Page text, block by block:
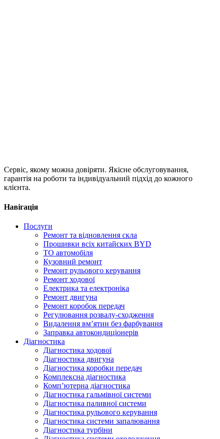
Сервіс, якому можна довіряти. Якісне обслуговування,
гарантія на роботи та індивідуальний підхід до кожного
клієнта.
Навігація
Послуги
Ремонт та відновлення скла
Прошивки всіх китайских BYD
ТО автомобіля
Кузовний ремонт
Ремонт рульового керування
Ремонт ходової
Електрика та електроніка
Ремонт двигуна
Ремонт коробок передач
Регулювання розвалу-сходження
Видалення вм’ятин без фарбування
Заправка автокондиціонерів
Діагностика
Діагностика ходової
Діагностика двигуна
Діагностика коробки передач
Комплексна діагностика
Комп’ютерна діагностика
Діагностика гальмівної системи
Діагностика паливної системи
Діагностика рульового керування
Діагностика системи запалювання
Діагностика турбіни